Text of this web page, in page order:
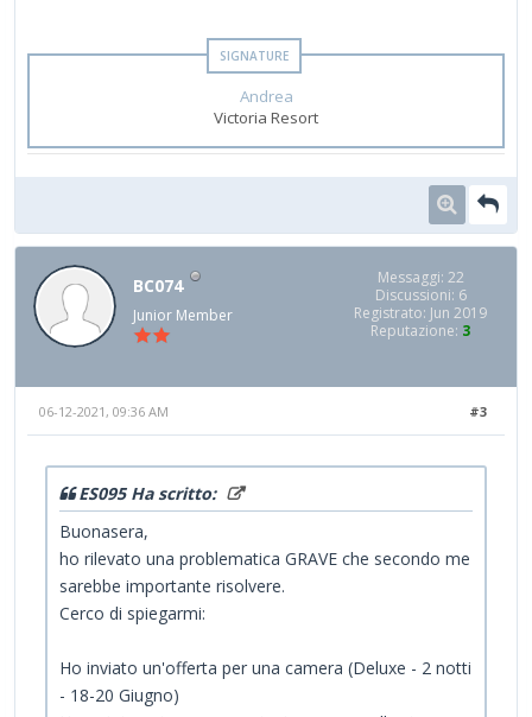
Andrea
Victoria Resort
BC074
Junior Member
Messaggi: 22
Discussioni: 6
Registrato: Jun 2019
Reputazione: 3
#3
06-12-2021, 09:36 AM
ES095 Ha scritto:
Buonasera,
ho rilevato una problematica GRAVE che secondo me
sarebbe importante risolvere.
Cerco di spiegarmi:
Ho inviato un'offerta per una camera (Deluxe - 2 notti
- 18-20 Giugno)